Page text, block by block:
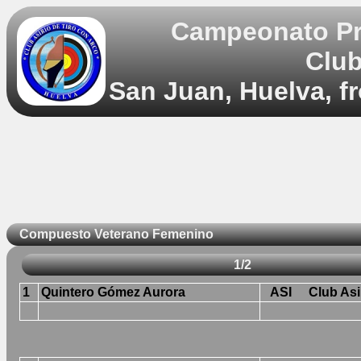
Campeonato
San Juan, Huelva,
Compuesto Veterano Femenino
1/2
1 Quintero Gómez Aurora ASI Club